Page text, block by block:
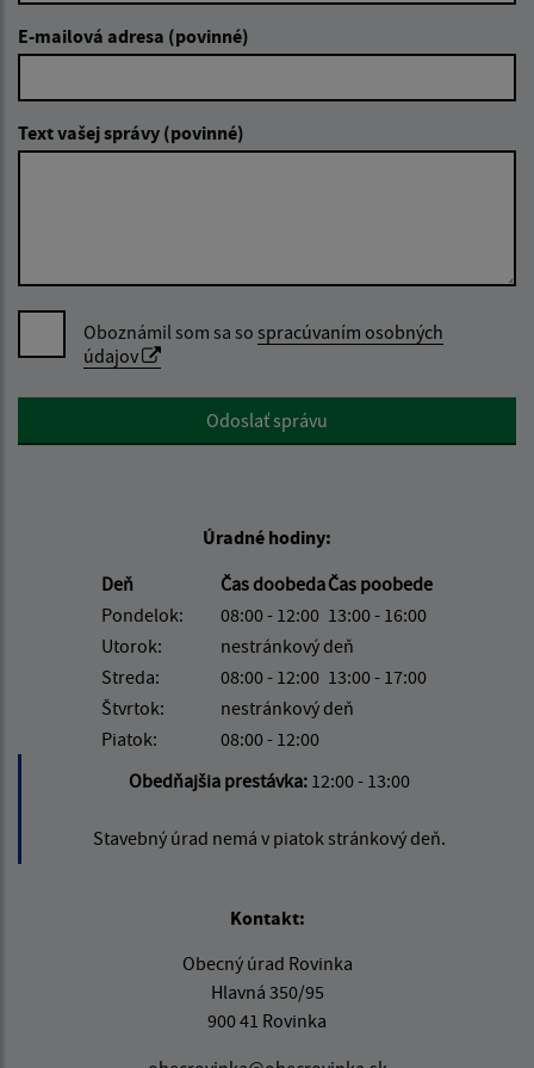
E-mailová adresa (povinné)
Text vašej správy (povinné)
Oboznámil som sa so spracúvaním osobných
údajov
Google reCaptcha ResponseOdoslať správu
Úradné hodiny:
Deň
Čas doobedaČas poobede
Pondelok:
08:00 - 12:00 13:00 - 16:00
Utorok:
nestránkový deň
Streda:
08:00 - 12:00 13:00 - 17:00
Štvrtok:
nestránkový deň
Piatok:
08:00 - 12:00
Obedňajšia prestávka: 12:00 - 13:00
Stavebný úrad nemá v piatok stránkový deň.
Kontakt:
Obecný úrad Rovinka
Hlavná 350/95
900 41 Rovinka